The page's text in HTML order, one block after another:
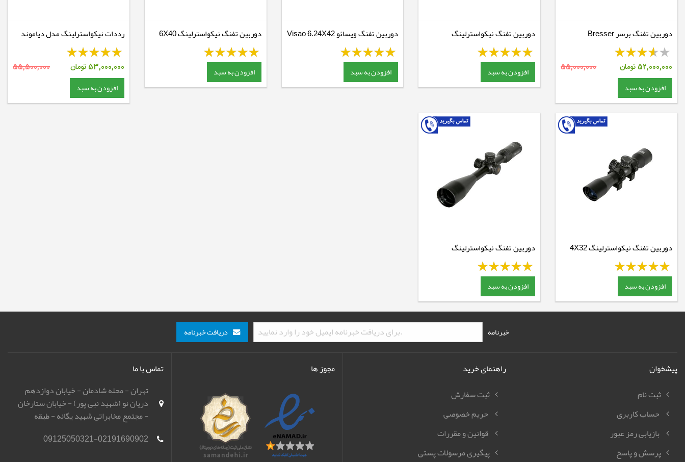
دوربین تفنگ برسر Bresser
6.18X40
52,000,000 تومان 55,000,000
افزودن به سبد
دوربین تفنگ نیکواسترلینگ
10.50X60
افزودن به سبد
دوربین تفنگ ویسائو Visao 6.24X42
افزودن به سبد
دوربین تفنگ نیکواسترلینگ 6X40
افزودن به سبد
رددات نیکواسترلینگ مدل دیاموند
Pro T4
53,000,000 تومان 55,500,000
افزودن به سبد
دوربین تفنگ نیکواسترلینگ 4X32
افزودن به سبد
دوربین تفنگ نیکواسترلینگ
6.24X50
افزودن به سبد
خبرنامه دریافت خبرنامه
پیشخوان
ثبت نام
حساب کاربری
بازیابی رمز عبور
پرسش و پاسخ
راهنمای خرید
ثبت سفارش
حریم خصوصی
قوانین و مقررات
پیگیری مرسولات پستی
مجوز ها
تماس با ما
تهران - محله شادمان - خیابان دوازدهم
دریان نو (شهید نبی پور) - خیابان ستارخان
- مجتمع مخابراتی شهید یگانه - طبقه
(مهرگان)
09125050321-02191690902